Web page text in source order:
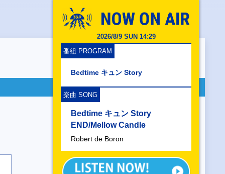
2026/8/9 SUN 14:29
番組 PROGRAM
Bedtime キュン Story
楽曲 SONG
Bedtime キュン Story
END/Mellow Candle
Robert de Boron